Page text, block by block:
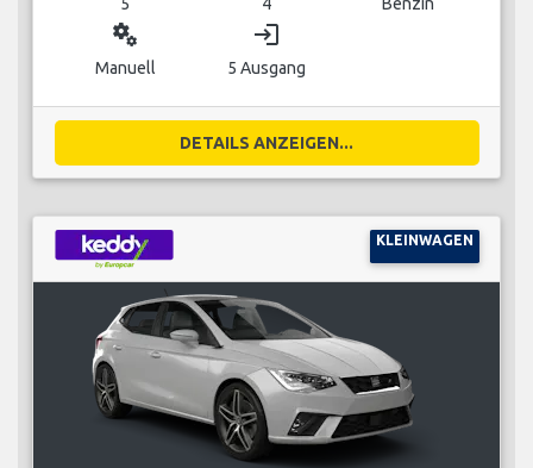
miscellaneous_services
Manuell
login
5 Ausgang
DETAILS ANZEIGEN...
KLEINWAGEN